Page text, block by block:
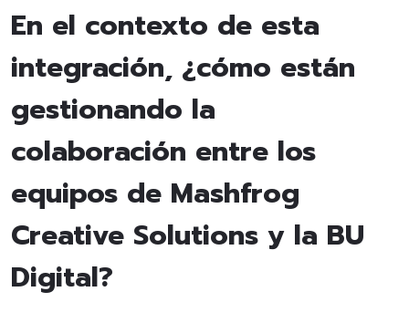
En el contexto de esta
integración, ¿cómo están
gestionando la
colaboración entre los
equipos de Mashfrog
Creative Solutions y la BU
Digital?